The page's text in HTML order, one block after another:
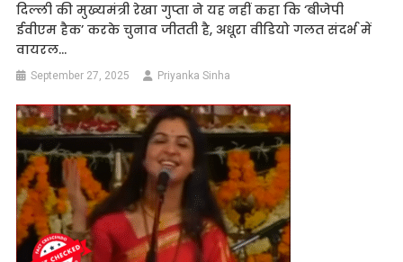
दिल्ली की मुख्यमंत्री रेखा गुप्ता ने यह नहीं कहा कि ‘बीजेपी
ईवीएम हैक’ करके चुनाव जीतती है, अधूरा वीडियो गलत संदर्भ में
वायरल…
September 27, 2025 Priyanka Sinha